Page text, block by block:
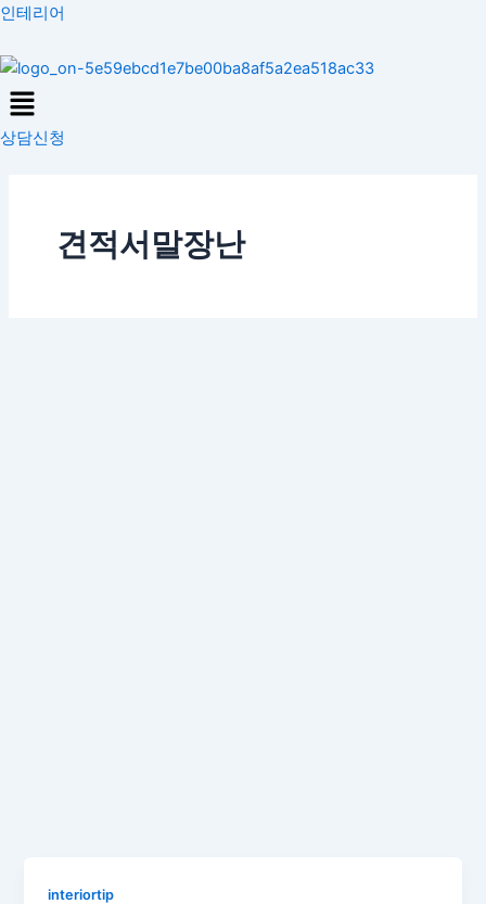
콘
츠
로
건
너
인테리어
Menu
상담신청
견적서말장난
interiortip